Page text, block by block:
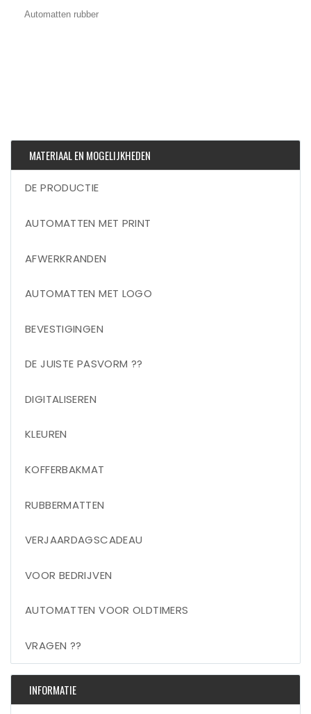
Automatten rubber
MATERIAAL EN MOGELIJKHEDEN
DE PRODUCTIE
AUTOMATTEN MET PRINT
AFWERKRANDEN
AUTOMATTEN MET LOGO
BEVESTIGINGEN
DE JUISTE PASVORM ??
DIGITALISEREN
KLEUREN
KOFFERBAKMAT
RUBBERMATTEN
VERJAARDAGSCADEAU
VOOR BEDRIJVEN
AUTOMATTEN VOOR OLDTIMERS
VRAGEN ??
INFORMATIE